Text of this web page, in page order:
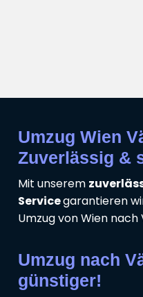
Umzug Wien
Zuverlässig &
Mit unserem
Servicegarantieren
Umzug von Wien nach
Umzug nach
günstiger!